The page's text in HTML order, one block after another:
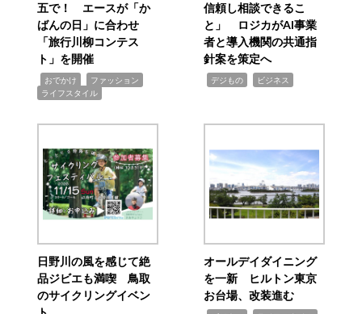
五で！ エースが「か
ばんの日」に合わせ
「旅行川柳コンテス
ト」を開催
おでかけ ファッション
ライフスタイル
信頼し相談できるこ
と」 ロジカがAI事業
者と導入機関の共通指
針案を策定へ
デジもの ビジネス
日野川の風を感じて絶
品ジビエも満喫 鳥取
のサイクリングイベン
オールデイダイニング
を一新 ヒルトン東京
お台場、改装進む